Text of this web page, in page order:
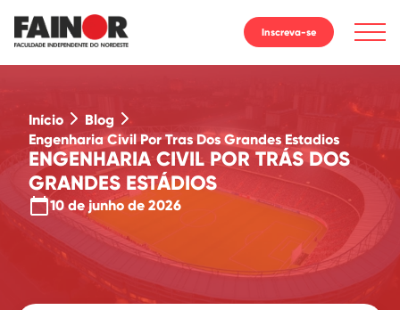
Inscreva-se
Início
Blog
Engenharia Civil Por Tras Dos Grandes Estadios
ENGENHARIA CIVIL POR TRÁS DOS
GRANDES ESTÁDIOS
calendar_today10 de junho de 2026